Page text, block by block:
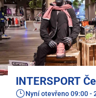
INTERSPORT
Nyní otevřeno09:00 -